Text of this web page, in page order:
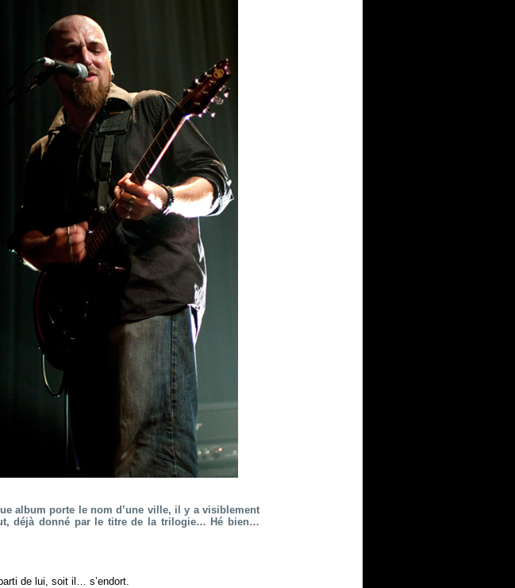
album porte le nom d’une ville, il y a visiblement
déjà donné par le titre de la trilogie… Hé bien…
de lui, soit il… s’endort.